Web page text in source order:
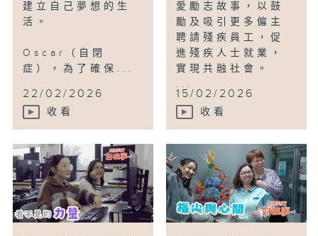
建立自己夢想的生
活。
Oscar（自閉
症），為了確保...
22/02/2026
收看
愛勵志故事，以鼓
勵及吸引更多僱主
聘請殘疾員工，促
進殘疾人士就業，
實現共融社會。
...
15/02/2026
收看